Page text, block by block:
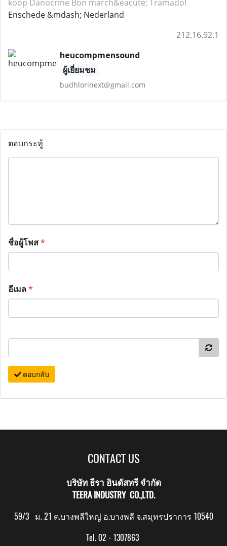
koop Danocrine Bon march&eacute; Tramadol
Enschede &mdash; Nederland
212.16.92.1
heucompmensound
ผู้เยี่ยมชม
budhlorinext@gmail.com
ตอบกระทู้
ชื่อผู้โพส*
อีเมล*
ตอบกลับ
CONTACT US
บริษัท ธีรา อินดัสทรี จำกัด
TEERA INDUSTRY CO.,LTD.
59/3 ม. 21 ต.บางพลีใหญ่ อ.บางพลี จ.สมุทรปราการ 10540
Tel. 02 - 1307863